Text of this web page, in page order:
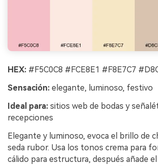
HEX: #F5C0C8 #FCE8E1 #F8E7C7
Sensación: elegante, luminoso, festivo
Ideal para: sitios web de bodas y
recepciones
Elegante y luminoso, evoca el brillo de
seda rubor. Usa los tonos crema para
cálido para estructura, después añade